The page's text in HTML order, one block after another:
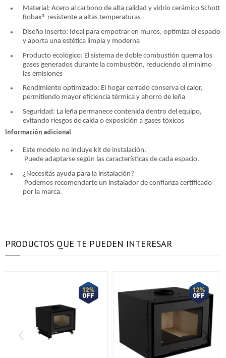
Material: Acero al carbono de alta calidad y vidrio cerámico Schott
Robax® resistente a altas temperaturas
Diseño inserto: Ideal para empotrar en muros, optimiza el espacio
y aporta una estética limpia y moderna
Producto ecológico: El sistema de doble combustión quema los
gases generados durante la combustión, reduciendo al mínimo
las emisiones
Rendimiento optimizado: El hogar cerrado conserva el calor,
permitiendo mayor eficiencia térmica y ahorro de leña
Seguridad: La leña permanece contenida dentro del equipo,
evitando riesgos de caída o exposición a gases tóxicos
Información adicional
Este modelo no incluye kit de instalación.
Puede adaptarse según las características de cada espacio.
¿Necesitás ayuda para la instalación?
Podemos recomendarte un instalador de confianza certificado
por la marca.
PRODUCTOS QUE TE PUEDEN INTERESAR